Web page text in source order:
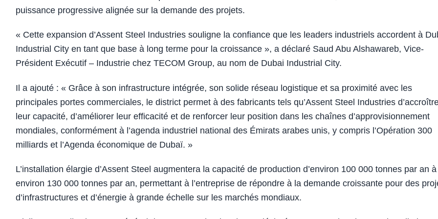
puissance progressive alignée sur la demande des projets.
« Cette expansion d’Assent Steel Industries souligne la confiance que les leaders industriels accordent à
Industrial City en tant que base à long terme pour la croissance », a déclaré Saud Abu Alshawareb, Vice-
Président Exécutif – Industrie chez TECOM Group, au nom de Dubai Industrial City.
Il a ajouté : « Grâce à son infrastructure intégrée, son solide réseau logistique et sa proximité avec les
principales portes commerciales, le district permet à des fabricants tels qu’Assent Steel Industries
leur capacité, d’améliorer leur efficacité et de renforcer leur position dans les chaînes d’approvisionnement
mondiales, conformément à l’agenda industriel national des Émirats arabes unis, y compris l’Opération 300
milliards et l’Agenda économique de Dubaï. »
L’installation élargie d’Assent Steel augmentera la capacité de production d’environ 100 000 tonnes par an à
environ 130 000 tonnes par an, permettant à l’entreprise de répondre à la demande croissante pour des
d’infrastructures et d’énergie à grande échelle sur les marchés mondiaux.